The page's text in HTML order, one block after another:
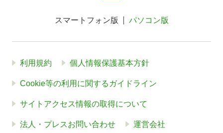
スマートフォン版 パソコン版
利用規約 個人情報保護基本方針
Cookie等の利用に関するガイドライン
サイトアクセス情報の取得について
法人・プレスお問い合わせ 運営会社